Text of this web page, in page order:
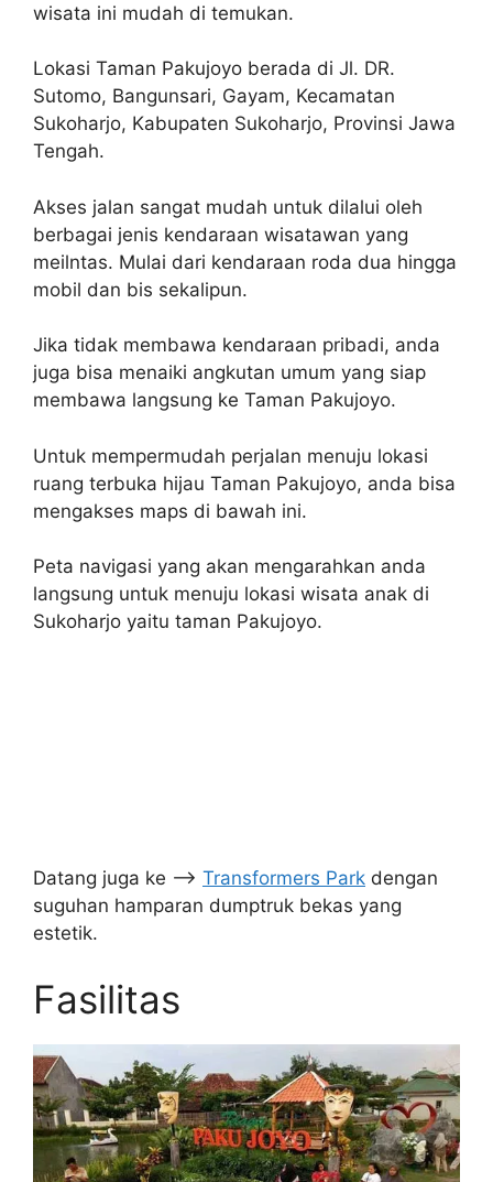
wisata ini mudah di temukan.
Lokasi Taman Pakujoyo berada di Jl. DR.
Sutomo, Bangunsari, Gayam, Kecamatan
Sukoharjo, Kabupaten Sukoharjo, Provinsi Jawa
Tengah.
Akses jalan sangat mudah untuk dilalui oleh
berbagai jenis kendaraan wisatawan yang
meilntas. Mulai dari kendaraan roda dua hingga
mobil dan bis sekalipun.
Jika tidak membawa kendaraan pribadi, anda
juga bisa menaiki angkutan umum yang siap
membawa langsung ke Taman Pakujoyo.
Untuk mempermudah perjalan menuju lokasi
ruang terbuka hijau Taman Pakujoyo, anda bisa
mengakses maps di bawah ini.
Peta navigasi yang akan mengarahkan anda
langsung untuk menuju lokasi wisata anak di
Sukoharjo yaitu taman Pakujoyo.
Datang juga ke –> Transformers Park dengan
suguhan hamparan dumptruk bekas yang
estetik.
Fasilitas